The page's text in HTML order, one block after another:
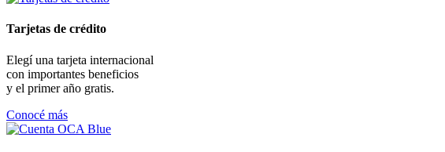
Tarjetas de crédito
Elegí una tarjeta internacional
con importantes beneficios
y el primer año gratis.
Conocé más